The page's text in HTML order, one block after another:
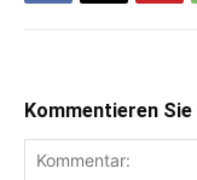
Kommentieren